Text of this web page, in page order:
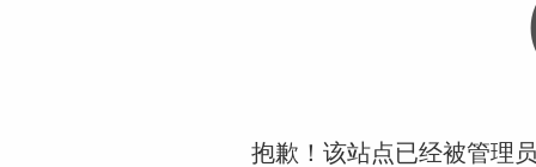
抱歉！该站点已经被管理